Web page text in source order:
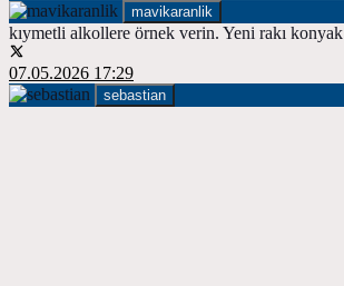
mavikaranlik
kıymetli alkollere örnek verin. Yeni rakı
07.05.2026 17:29
sebastian